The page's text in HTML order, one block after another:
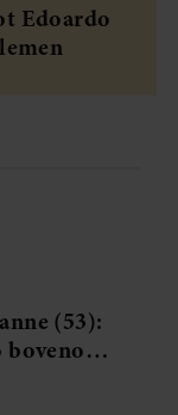
Edoardo
(53):
bovenop